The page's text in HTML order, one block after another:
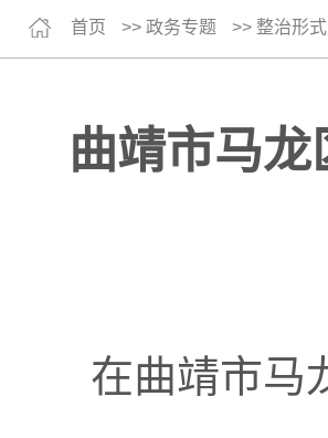
首页 >> 政务专题 >> 整治形
曲靖市马
在曲靖市马